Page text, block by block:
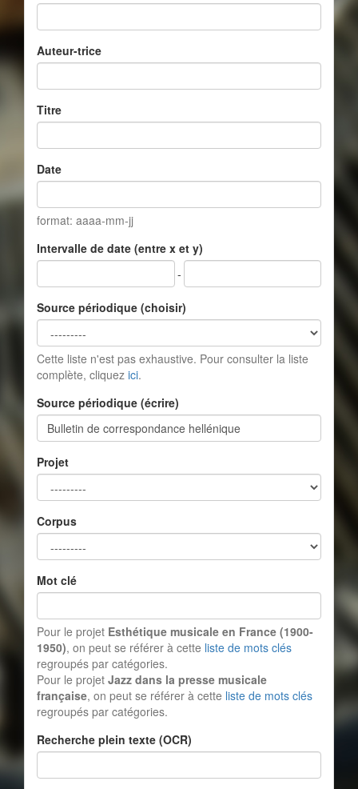
Auteur-trice
Titre
Date
format: aaaa-mm-jj
Intervalle de date (entre x et y)
-
Source périodique (choisir)
Cette liste n'est pas exhaustive. Pour consulter la liste
complète, cliquez ici.
Source périodique (écrire)
Projet
Corpus
Mot clé
Pour le projet Esthétique musicale en France (1900-
1950), on peut se référer à cette liste de mots clés
regroupés par catégories.
Pour le projet Jazz dans la presse musicale
française, on peut se référer à cette liste de mots clés
regroupés par catégories.
Recherche plein texte (OCR)